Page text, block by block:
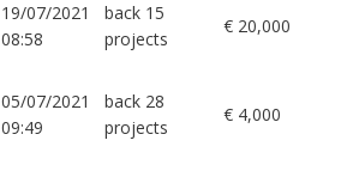
19/07/2021
08:58
back 15
projects
€ 20,000
05/07/2021
09:49
back 28
projects
€ 4,000